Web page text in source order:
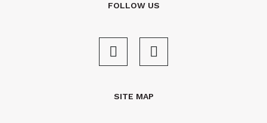
FOLLOW US
SITE MAP